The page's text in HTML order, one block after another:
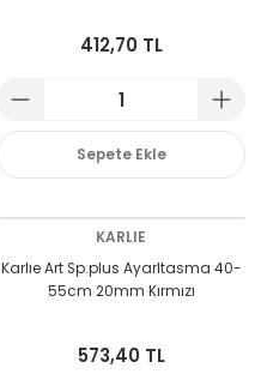
412,70 TL
Sepete Ekle
KARLIE
Karlıe Art Sp.plus Ayarltasma 40-
55cm 20mm Kırmızı
573,40 TL